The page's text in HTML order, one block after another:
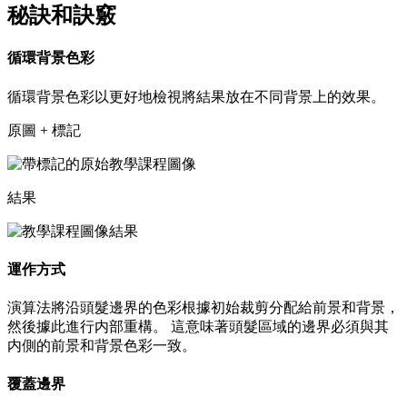
秘訣和訣竅
循環背景色彩
循環背景色彩以更好地檢視將結果放在不同背景上的效果。
原圖 + 標記
結果
運作方式
演算法將沿頭髮邊界的色彩根據初始裁剪分配給前景和背景，
然後據此進行内部重構。 這意味著頭髮區域的邊界必須與其
内側的前景和背景色彩一致。
覆蓋邊界